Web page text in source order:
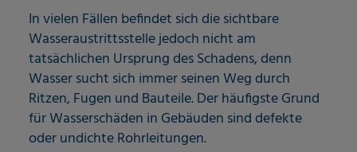
In vielen Fällen befindet sich die sichtbare
Wasseraustrittsstelle jedoch nicht am
tatsächlichen Ursprung des Schadens, denn
Wasser sucht sich immer seinen Weg durch
Ritzen, Fugen und Bauteile. Der häufigste Grund
für Wasserschäden in Gebäuden sind defekte
oder undichte Rohrleitungen.